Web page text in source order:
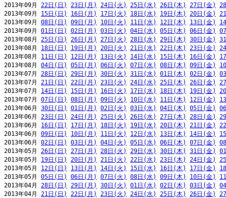
2013年09月 22日(日) 23日(月) 24日(火) 25日(水) 26日(木) 27日(金)
2013年09月 15日(日) 16日(月) 17日(火) 18日(水) 19日(木) 20日(金)
2013年09月 08日(日) 09日(月) 10日(火) 11日(水) 12日(木) 13日(金)
2013年09月 01日(日) 02日(月) 03日(火) 04日(水) 05日(木) 06日(金)
2013年08月 25日(日) 26日(月) 27日(火) 28日(水) 29日(木) 30日(金)
2013年08月 18日(日) 19日(月) 20日(火) 21日(水) 22日(木) 23日(金)
2013年08月 11日(日) 12日(月) 13日(火) 14日(水) 15日(木) 16日(金)
2013年08月 04日(日) 05日(月) 06日(火) 07日(水) 08日(木) 09日(金)
2013年07月 28日(日) 29日(月) 30日(火) 31日(水) 01日(木) 02日(金)
2013年07月 21日(日) 22日(月) 23日(火) 24日(水) 25日(木) 26日(金)
2013年07月 14日(日) 15日(月) 16日(火) 17日(水) 18日(木) 19日(金)
2013年07月 07日(日) 08日(月) 09日(火) 10日(水) 11日(木) 12日(金)
2013年06月 30日(日) 01日(月) 02日(火) 03日(水) 04日(木) 05日(金)
2013年06月 23日(日) 24日(月) 25日(火) 26日(水) 27日(木) 28日(金)
2013年06月 16日(日) 17日(月) 18日(火) 19日(水) 20日(木) 21日(金)
2013年06月 09日(日) 10日(月) 11日(火) 12日(水) 13日(木) 14日(金)
2013年06月 02日(日) 03日(月) 04日(火) 05日(水) 06日(木) 07日(金)
2013年05月 26日(日) 27日(月) 28日(火) 29日(水) 30日(木) 31日(金)
2013年05月 19日(日) 20日(月) 21日(火) 22日(水) 23日(木) 24日(金)
2013年05月 12日(日) 13日(月) 14日(火) 15日(水) 16日(木) 17日(金)
2013年05月 05日(日) 06日(月) 07日(火) 08日(水) 09日(木) 10日(金)
2013年04月 28日(日) 29日(月) 30日(火) 01日(水) 02日(木) 03日(金)
2013年04月 21日(日) 22日(月) 23日(火) 24日(水) 25日(木) 26日(金)